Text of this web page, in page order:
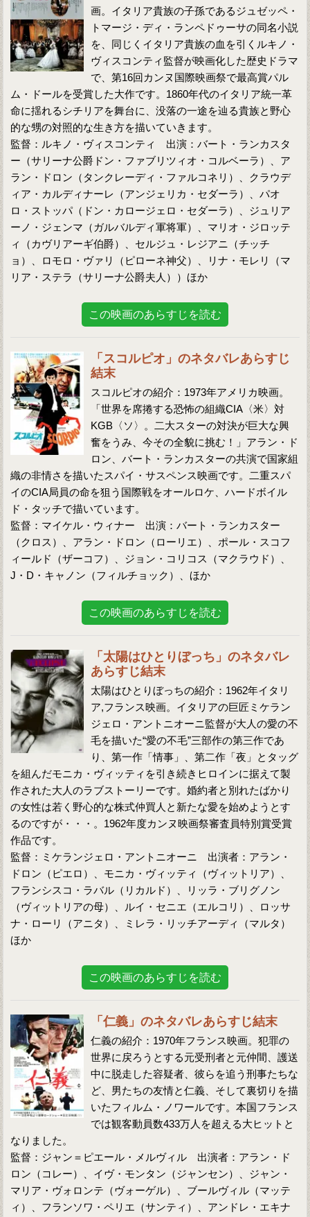
画。イタリア貴族の子孫であるジュゼッペ・
トマージ・ディ・ランペドゥーサの同名小説
を、同じくイタリア貴族の血を引くルキノ・
ヴィスコンティ監督が映画化した歴史ドラマ
で、第16回カンヌ国際映画祭で最高賞パル
ム・ドールを受賞した大作です。1860年代のイタリア統一革
命に揺れるシチリアを舞台に、没落の一途を辿る貴族と野心
的な甥の対照的な生き方を描いていきます。
監督：ルキノ・ヴィスコンティ 出演：バート・ランカスタ
ー（サリーナ公爵ドン・ファブリツィオ・コルベーラ）、ア
ラン・ドロン（タンクレーディ・ファルコネリ）、クラウデ
ィア・カルディナーレ（アンジェリカ・セダーラ）、パオ
ロ・ストッパ（ドン・カロージェロ・セダーラ）、ジュリア
ーノ・ジェンマ（ガルバルディ軍将軍）、マリオ・ジロッテ
ィ（カヴリアーギ伯爵）、セルジュ・レジアニ（チッチ
ョ）、ロモロ・ヴァリ（ピローネ神父）、リナ・モレリ（マ
リア・ステラ（サリーナ公爵夫人））ほか
この映画のあらすじを読む
「スコルピオ」のネタバレあらすじ
結末
スコルピオの紹介：1973年アメリカ映画。
「世界を席捲する恐怖の組織CIA〈米〉対
KGB〈ソ〉。二大スターの対決が巨大な興
奮をうみ、今その全貌に挑む！」アラン・ド
ロン、バート・ランカスターの共演で国家組
織の非情さを描いたスパイ・サスペンス映画です。二重スパ
イのCIA局員の命を狙う国際戦をオールロケ、ハードボイル
ド・タッチで描いています。
監督：マイケル・ウィナー 出演：バート・ランカスター
（クロス）、アラン・ドロン（ローリエ）、ポール・スコフ
ィールド（ザーコフ）、ジョン・コリコス（マクラウド）、
J・D・キャノン（フィルチョック）、ほか
この映画のあらすじを読む
「太陽はひとりぼっち」のネタバレ
あらすじ結末
太陽はひとりぼっちの紹介：1962年イタリ
ア,フランス映画。イタリアの巨匠ミケラン
ジェロ・アントニオーニ監督が大人の愛の不
毛を描いた“愛の不毛”三部作の第三作であ
り、第一作「情事」、第二作「夜」とタッグ
を組んだモニカ・ヴィッティを引き続きヒロインに据えて製
作された大人のラブストーリーです。婚約者と別れたばかり
の女性は若く野心的な株式仲買人と新たな愛を始めようとす
るのですが・・・。1962年度カンヌ映画祭審査員特別賞受賞
作品です。
監督：ミケランジェロ・アントニオーニ 出演者：アラン・
ドロン（ピエロ）、モニカ・ヴィッティ（ヴィットリア）、
フランシスコ・ラバル（リカルド）、リッラ・ブリグノン
（ヴィットリアの母）、ルイ・セニエ（エルコリ）、ロッサ
ナ・ローリ（アニタ）、ミレラ・リッチアーディ（マルタ）
ほか
この映画のあらすじを読む
「仁義」のネタバレあらすじ結末
仁義の紹介：1970年フランス映画。犯罪の
世界に戻ろうとする元受刑者と元仲間、護送
中に脱走した容疑者、彼らを追う刑事たちな
ど、男たちの友情と仁義、そして裏切りを描
いたフィルム・ノワールです。本国フランス
では観客動員数433万人を超える大ヒットと
なりました。
監督：ジャン＝ピエール・メルヴィル 出演者：アラン・ド
ロン（コレー）、イヴ・モンタン（ジャンセン）、ジャン・
マリア・ヴォロンテ（ヴォーゲル）、ブールヴィル（マッテ
ィ）、フランソワ・ペリエ（サンティ）、アンドレ・エキナ